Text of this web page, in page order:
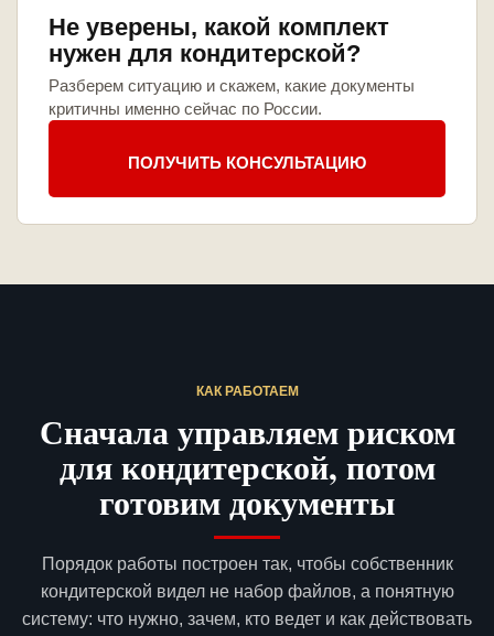
Не уверены, какой комплект
нужен для кондитерской?
Разберем ситуацию и скажем, какие документы
критичны именно сейчас по России.
ПОЛУЧИТЬ КОНСУЛЬТАЦИЮ
КАК РАБОТАЕМ
Сначала управляем риском
для кондитерской, потом
готовим документы
Порядок работы построен так, чтобы собственник
кондитерской видел не набор файлов, а понятную
систему: что нужно, зачем, кто ведет и как действовать